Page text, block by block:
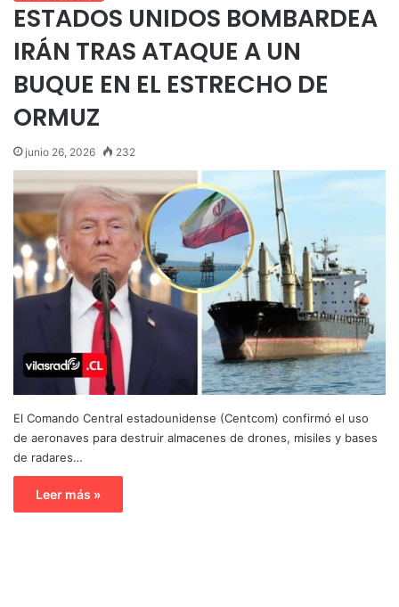
ESTADOS UNIDOS BOMBARDEA
IRÁN TRAS ATAQUE A UN
BUQUE EN EL ESTRECHO DE
ORMUZ
junio 26, 2026 232
El Comando Central estadounidense (Centcom) confirmó el uso
de aeronaves para destruir almacenes de drones, misiles y bases
de radares…
Leer más »